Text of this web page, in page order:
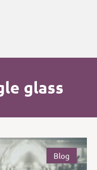
glass
Blog